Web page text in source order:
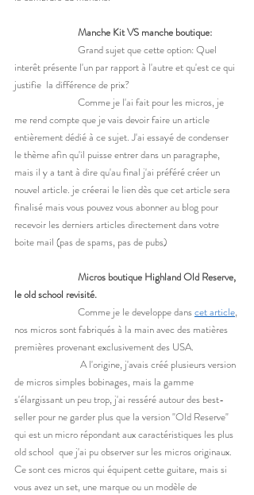
Manche Kit VS manche boutique:
interêt présente l'un par rapport à l'autre et qu'est ce qui
justifie la différence de prix?
me rend compte que je vais devoir faire un article
entièrement dédié à ce sujet. J'ai essayé de condenser
le thème afin qu'il puisse entrer dans un paragraphe,
mais il y a tant à dire qu'au final j'ai préféré créer un
nouvel article. je créerai le lien dès que cet article sera
finalisé mais vous pouvez vous abonner au blog pour
recevoir les derniers articles directement dans votre
boite mail (pas de spams, pas de pubs)
Micros boutique Highland Old Reserve,
le old school revisité.
		Comme je le developpe dans
cet article,
nos micros sont fabriqués à la main avec des matières
premières provenant exclusivement des USA.
de micros simples bobinages, mais la gamme
s'élargissant un peu trop, j'ai resséré autour des best-
seller pour ne garder plus que la version "Old Reserve"
qui est un micro répondant aux caractéristiques les plus
old school  que j'ai pu observer sur les micros originaux.
Ce sont ces micros qui équipent cette guitare, mais si
vous avez un set, une marque ou un modèle de